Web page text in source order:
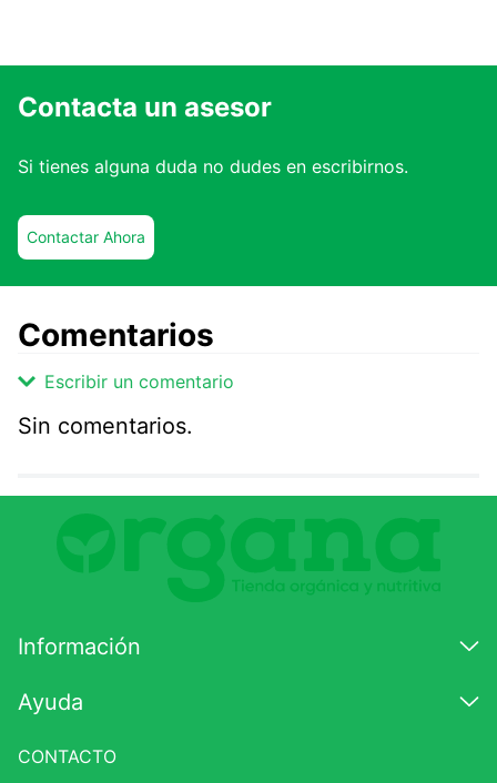
Contacta un asesor
Si tienes alguna duda no dudes en escribirnos.
Contactar Ahora
Comentarios
Escribir un comentario
Comentario
Califique el producto de 1 a 5 estrellas
★★★
Correo electrónico
Sin comentarios.
Información
Ayuda
CONTACTO